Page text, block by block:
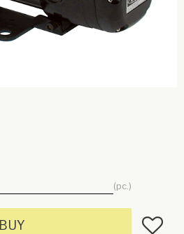
pc.
BUY Add to